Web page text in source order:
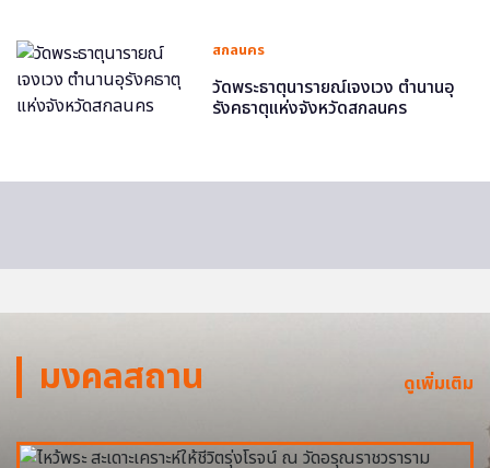
สกลนคร
วัดพระธาตุนารายณ์เจงเวง ตำนานอุ
รังคธาตุแห่งจังหวัดสกลนคร
มงคลสถาน ดูเพิ่มเติม